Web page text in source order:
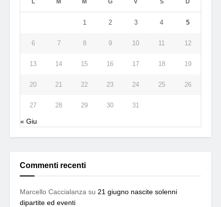
1 2 3 4 5
6 7 8 9 10 11 12
13 14 15 16 17 18 19
20 21 22 23 24 25 26
27 28 29 30 31
« Giu
Commenti recenti
Marcello Caccialanza su 21 giugno nascite solenni
dipartite ed eventi